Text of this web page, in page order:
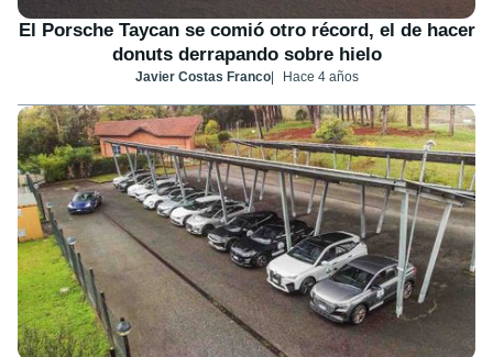
El Porsche Taycan se comió otro récord, el de hacer
donuts derrapando sobre hielo
Javier Costas Franco Hace 4 años